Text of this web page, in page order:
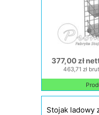
377,00 zł
463,71 zł
Stojak ladowy